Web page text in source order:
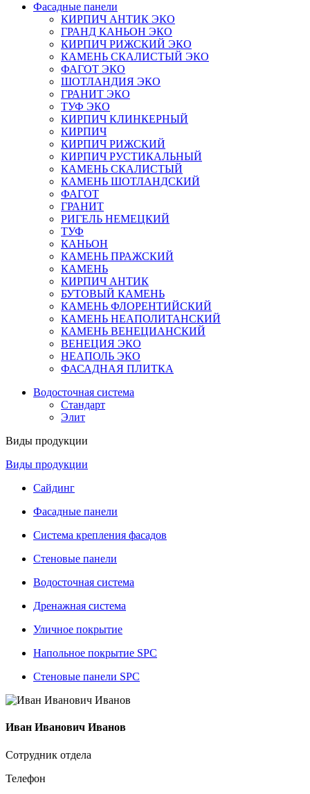
Фасадные панели
КИРПИЧ АНТИК ЭКО
ГРАНД КАНЬОН ЭКО
КИРПИЧ РИЖСКИЙ ЭКО
КАМЕНЬ СКАЛИСТЫЙ ЭКО
ФАГОТ ЭКО
ШОТЛАНДИЯ ЭКО
ГРАНИТ ЭКО
ТУФ ЭКО
КИРПИЧ КЛИНКЕРНЫЙ
КИРПИЧ
КИРПИЧ РИЖСКИЙ
КИРПИЧ РУСТИКАЛЬНЫЙ
КАМЕНЬ СКАЛИСТЫЙ
КАМЕНЬ ШОТЛАНДСКИЙ
ФАГОТ
ГРАНИТ
РИГЕЛЬ НЕМЕЦКИЙ
ТУФ
КАНЬОН
КАМЕНЬ ПРАЖСКИЙ
КАМЕНЬ
КИРПИЧ АНТИК
БУТОВЫЙ КАМЕНЬ
КАМЕНЬ ФЛОРЕНТИЙСКИЙ
КАМЕНЬ НЕАПОЛИТАНСКИЙ
КАМЕНЬ ВЕНЕЦИАНСКИЙ
ВЕНЕЦИЯ ЭКО
НЕАПОЛЬ ЭКО
ФАСАДНАЯ ПЛИТКА
Водосточная система
Стандарт
Элит
Виды продукции
Виды продукции
Сайдинг
Фасадные панели
Система крепления фасадов
Стеновые панели
Водосточная система
Дренажная система
Уличное покрытие
Напольное покрытие SPC
Стеновые панели SPC
Иван Иванович Иванов
Сотрудник отдела
Телефон